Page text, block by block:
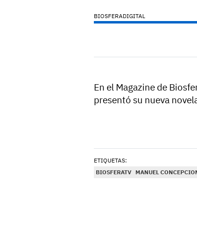
BIOSFERADIGITAL
En el Magazine de
presentó su nueva
ETIQUETAS:
BIOSFERATV MANUEL